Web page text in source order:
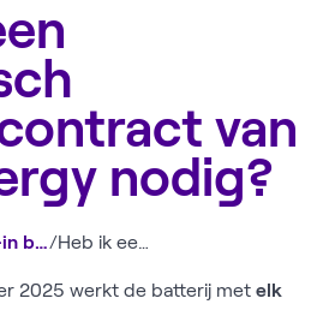
van
nodig?
Plug-in batterij/ Heb ik een dynamisch energiecontract van NextEnergy nodig?
2025 werkt de batterij met elk